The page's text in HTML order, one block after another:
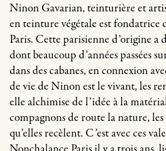
Ninon Gavarian, teinturière et
en teinture végétale est fondatrice
Paris. Cette parisienne d’origine a
dont beaucoup d’années passées
dans des cabanes, en connexion
de vie de Ninon est le vivant, les
elle alchimise de l’idée à la
compagnons de route la nature,
qu’elles recèlent. C’est avec ces